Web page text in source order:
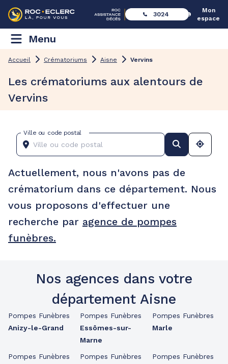
3024
Mon
espace
Menu
Accueil Crématoriums Aisne Vervins
Les crématoriums aux alentours de
Vervins
Ville ou code postal
Actuellement, nous n'avons pas de
crématorium dans ce département. Nous
vous proposons d'effectuer une
recherche par agence de pompes
funèbres.
Nos agences dans votre
département Aisne
Pompes Funèbres
Anizy-le-Grand
Pompes Funèbres
Pompes Funèbres
Essômes-sur-
Marne
Pompes Funèbres
Pompes Funèbres
Marle
Pompes Funèbres